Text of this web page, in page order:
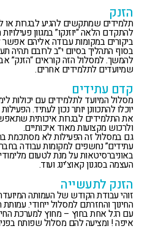
הזנק
תלמידים שמתקשים להגיע לבגרות או
להתקדם הלאה “יוזנקו” במגוון
ביקורים במקומות עבודה אליהם
בסוף התהליך בסיום י”ב לרובם תהיה
להמשך. למסלול הזה קוראים “הזנק”
שמיועדים לתלמידים אחרים.
קדם עתידים
מסלול המיועד לתלמידים עם יכולות
יוכלו להתכוונן יותר נכון לעתיד.
את התלמידים לבגרות איכותית
ולרכוש מקצועות מאוד איכותיים.
גם במסלול זה הפעילות לא מסתכמת
עתידים” נחשפים למקומות עבודה
באוניברסיטאות על מנת לטעום
העצמה בסגנון קאוצ’ינג ועוד.
הזנק לתעשייה
זוהי עבודת הקודש של העמותה
החינוך והחזרתם למסלול ייחודי.
עם רגל אחת בחוץ – מחוץ למערכת
איפה ! ומציעה להם מסלול שפותח